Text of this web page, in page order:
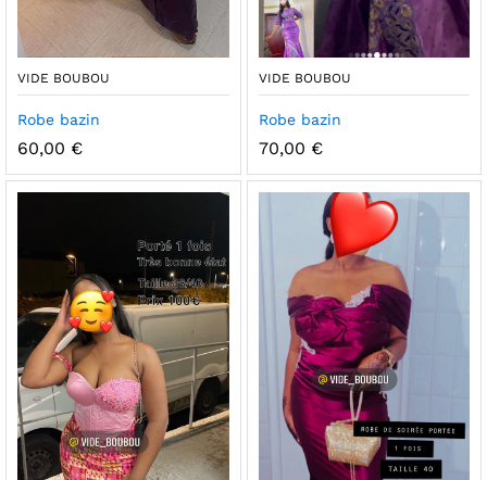
VIDE BOUBOU
Robe bazin
60,00 €
VIDE BOUBOU
Robe bazin
70,00 €